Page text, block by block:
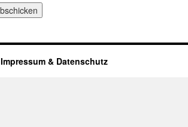
Impressum & Datenschutz